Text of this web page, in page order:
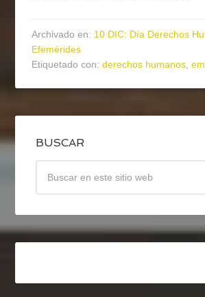
Archivado en: 10 DIC: Día Derechos
Efemérides
Etiquetado con:derechos humanos,
BUSCAR